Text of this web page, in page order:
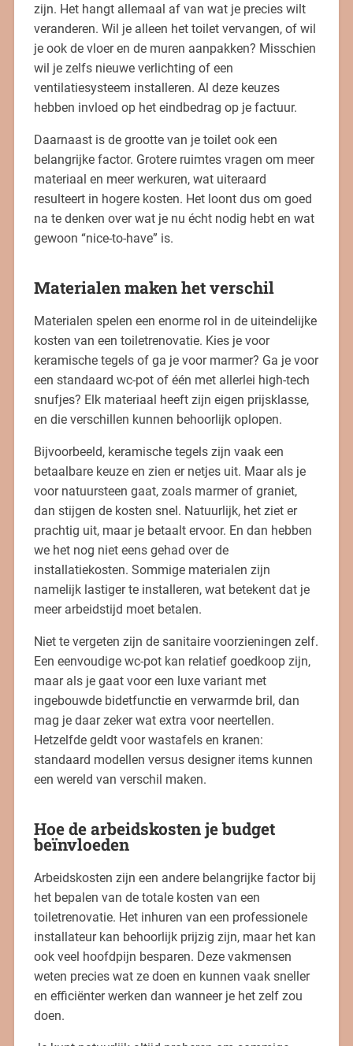
zijn. Het hangt allemaal af van wat je precies wilt
veranderen. Wil je alleen het toilet vervangen, of wil
je ook de vloer en de muren aanpakken? Misschien
wil je zelfs nieuwe verlichting of een
ventilatiesysteem installeren. Al deze keuzes
hebben invloed op het eindbedrag op je factuur.
Daarnaast is de grootte van je toilet ook een
belangrijke factor. Grotere ruimtes vragen om meer
materiaal en meer werkuren, wat uiteraard
resulteert in hogere kosten. Het loont dus om goed
na te denken over wat je nu écht nodig hebt en wat
gewoon “nice-to-have” is.
Materialen maken het verschil
Materialen spelen een enorme rol in de uiteindelijke
kosten van een toiletrenovatie. Kies je voor
keramische tegels of ga je voor marmer? Ga je voor
een standaard wc-pot of één met allerlei high-tech
snufjes? Elk materiaal heeft zijn eigen prijsklasse,
en die verschillen kunnen behoorlijk oplopen.
Bijvoorbeeld, keramische tegels zijn vaak een
betaalbare keuze en zien er netjes uit. Maar als je
voor natuursteen gaat, zoals marmer of graniet,
dan stijgen de kosten snel. Natuurlijk, het ziet er
prachtig uit, maar je betaalt ervoor. En dan hebben
we het nog niet eens gehad over de
installatiekosten. Sommige materialen zijn
namelijk lastiger te installeren, wat betekent dat je
meer arbeidstijd moet betalen.
Niet te vergeten zijn de sanitaire voorzieningen zelf.
Een eenvoudige wc-pot kan relatief goedkoop zijn,
maar als je gaat voor een luxe variant met
ingebouwde bidetfunctie en verwarmde bril, dan
mag je daar zeker wat extra voor neertellen.
Hetzelfde geldt voor wastafels en kranen:
standaard modellen versus designer items kunnen
een wereld van verschil maken.
Hoe de arbeidskosten je budget
beïnvloeden
Arbeidskosten zijn een andere belangrijke factor bij
het bepalen van de totale kosten van een
toiletrenovatie. Het inhuren van een professionele
installateur kan behoorlijk prijzig zijn, maar het kan
ook veel hoofdpijn besparen. Deze vakmensen
weten precies wat ze doen en kunnen vaak sneller
en efficiënter werken dan wanneer je het zelf zou
doen.